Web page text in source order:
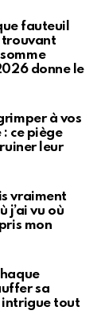
fauteuil
trouvant
donne le
à vos
ce piège
leur
vraiment
j’ai vu où
mon
sa
intrigue tout